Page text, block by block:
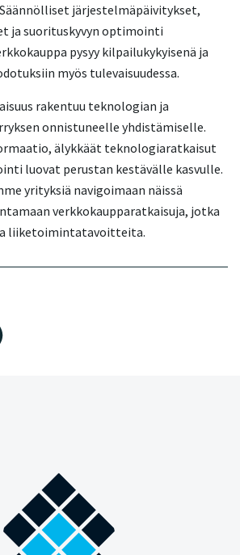
järjestelmäpäivitykset,
ja suorituskyvyn optimointi
pysyy kilpailukykyisenä ja
myös tulevaisuudessa.
rakentuu teknologian ja
onnistuneelle yhdistämiselle.
älykkäät teknologiaratkaisut
luovat perustan kestävälle kasvulle.
yrityksiä navigoimaan näissä
verkkokaupparatkaisuja, jotka
liiketoimintatavoitteita.